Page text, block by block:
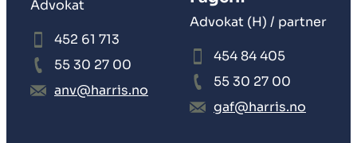
Advokat
452 61 713
55 30 27 00
anv@harris.no
Advokat (H) / partner
454 84 405
55 30 27 00
gaf@harris.no